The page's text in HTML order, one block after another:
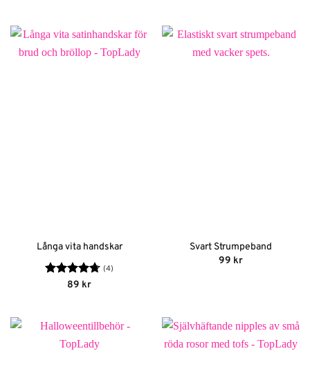
Långa vita handskar
Betygsatt
(4)
89 kr
Svart Strumpeband
99 kr